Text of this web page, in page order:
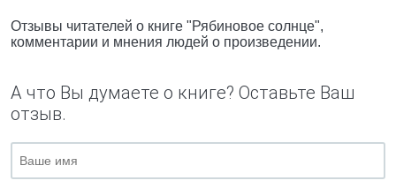
Отзывы читателей о книге "Рябиновое солнце",
комментарии и мнения людей о произведении.
А что Вы думаете о книге? Оставьте Ваш
отзыв.